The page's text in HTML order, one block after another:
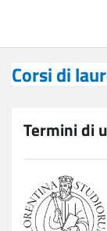
Corsi di
Termini di